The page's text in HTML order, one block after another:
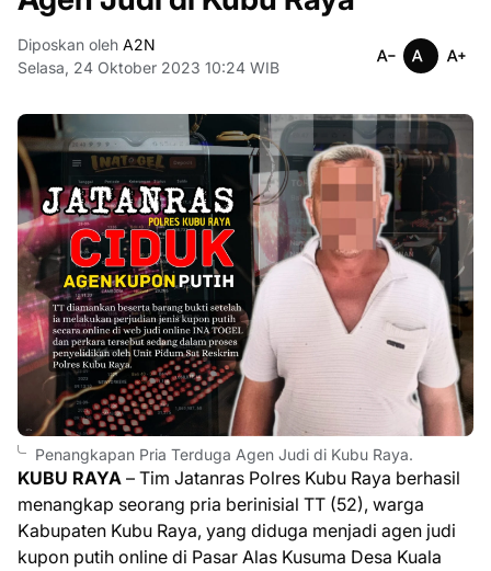
Diposkan oleh A2N
Selasa, 24 Oktober 2023 10:24 WIB
Penangkapan Pria Terduga Agen Judi di Kubu Raya.
KUBU RAYA – Tim Jatanras Polres Kubu Raya berhasil
menangkap seorang pria berinisial TT (52), warga
Kabupaten Kubu Raya, yang diduga menjadi agen judi
kupon putih online di Pasar Alas Kusuma Desa Kuala